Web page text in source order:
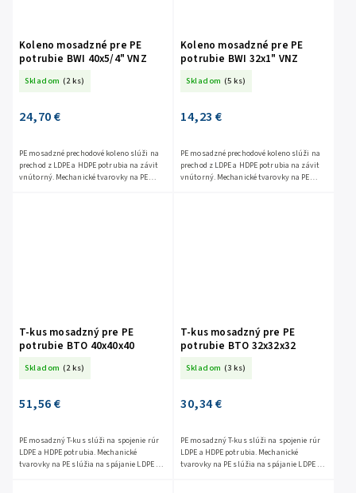
Koleno mosadzné pre PE
potrubie BWI 40x5/4" VNZ
Skladom (2 ks)
24,70 €
PE mosadzné prechodové koleno slúži na
prechod z LDPE a HDPE potrubia na závit
vnútorný. Mechanické tvarovky na PE
Koleno mosadzné pre PE
potrubie BWI 32x1" VNZ
Skladom (5 ks)
14,23 €
PE mosadzné prechodové koleno slúži na
prechod z LDPE a HDPE potrubia na závit
vnútorný. Mechanické tvarovky na PE
T-kus mosadzný pre PE
potrubie BTO 40x40x40
Skladom (2 ks)
51,56 €
PE mosadzný T-kus slúži na spojenie rúr
LDPE a HDPE potrubia. Mechanické
tvarovky na PE slúžia na spájanie LDPE a
T-kus mosadzný pre PE
potrubie BTO 32x32x32
Skladom (3 ks)
30,34 €
PE mosadzný T-kus slúži na spojenie rúr
LDPE a HDPE potrubia. Mechanické
tvarovky na PE slúžia na spájanie LDPE a